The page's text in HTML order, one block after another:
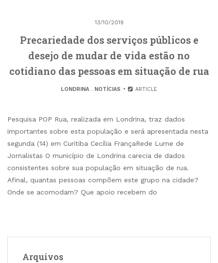
13/10/2019
Precariedade dos serviços públicos e
desejo de mudar de vida estão no
cotidiano das pessoas em situação de rua
LONDRINA. NOTÍCIAS ARTICLE
Pesquisa POP Rua, realizada em Londrina, traz dados
importantes sobre esta população e será apresentada nesta
segunda (14) em Curitiba Cecília FrançaRede Lume de
Jornalistas O município de Londrina carecia de dados
consistentes sobre sua população em situação de rua.
Afinal, quantas pessoas compõem este grupo na cidade?
Onde se acomodam? Que apoio recebem do
Arquivos